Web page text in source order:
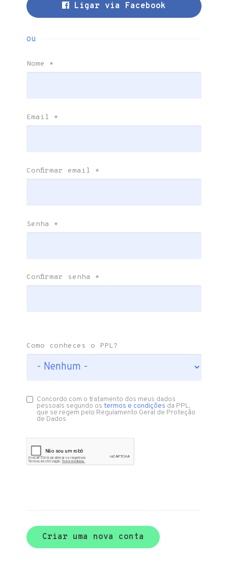
Ligar via Facebook
ou
Nome *
Email *
Confirmar email *
Senha *
Confirmar senha *
Como conheces o PPL?
Concordo com o tratamento dos meus dados
pessoais segundo ostermos e condições da PPL,
que se regem pelo Regulamento Geral de Proteção
de Dados
Criar uma nova conta